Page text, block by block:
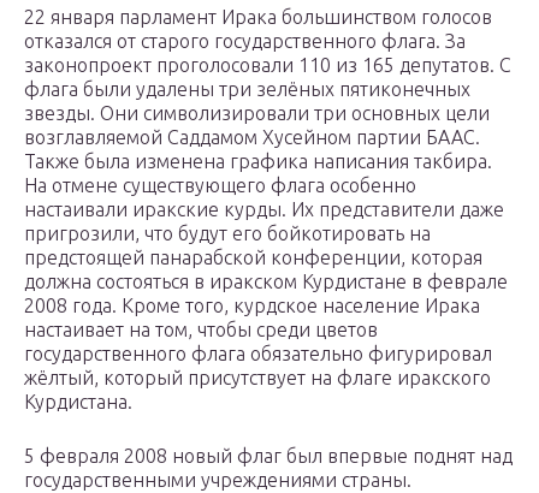
22 января парламент Ирака большинством голосов
отказался от старого государственного флага. За
законопроект проголосовали 110 из 165 депутатов. С
флага были удалены три зелёных пятиконечных
звезды. Они символизировали три основных цели
возглавляемой Саддамом Хусейном партии БААС.
Также была изменена графика написания такбира.
На отмене существующего флага особенно
настаивали иракские курды. Их представители даже
пригрозили, что будут его бойкотировать на
предстоящей панарабской конференции, которая
должна состояться в иракском Курдистане в феврале
2008 года. Кроме того, курдское население Ирака
настаивает на том, чтобы среди цветов
государственного флага обязательно фигурировал
жёлтый, который присутствует на флаге иракского
Курдистана.
5 февраля 2008 новый флаг был впервые поднят над
государственными учреждениями страны.